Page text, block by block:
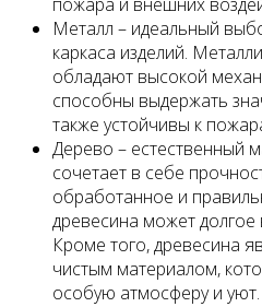
пожара и внешних
Металл – идеальный
каркаса изделий.
обладают высокой
способны выдержать
также устойчивы к
Дерево – естественный
сочетает в себе
обработанное и
древесина может долгое
Кроме того, древесина
чистым материалом,
особую атмосферу и уют.